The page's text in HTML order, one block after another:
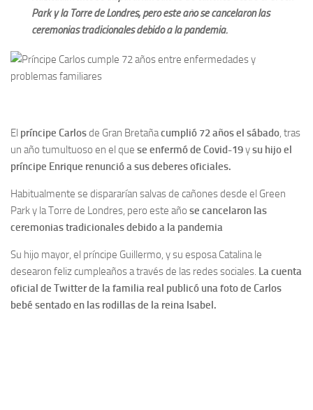
Park y la Torre de Londres, pero este año se cancelaron las
ceremonias tradicionales debido a la pandemia.
El príncipe Carlosde Gran Bretañacumplió 72 años el sábado, tras
un año tumultuoso en el que se enfermó de Covid-19ysu hijo el
príncipe Enrique renunció a sus deberes oficiales.
Habitualmente se dispararían salvas de cañones desde el Green
Park y la Torre de Londres, pero este año se cancelaron las
ceremonias tradicionales debido a la pandemia
Su hijo mayor, el príncipe Guillermo, y su esposa Catalina le
desearon feliz cumpleaños a través de las redes sociales. La cuenta
oficial de Twitter de la familia real publicó una foto de Carlos
bebé sentado en las rodillas de la reina Isabel.